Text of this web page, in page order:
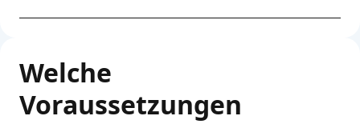
Welche
Voraussetzungen